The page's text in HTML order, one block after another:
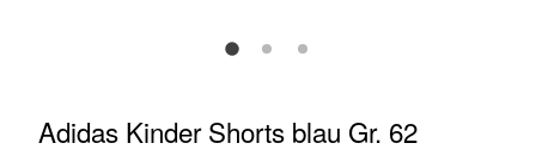
Anfang
Adidas Kinder Shorts blau Gr. 62